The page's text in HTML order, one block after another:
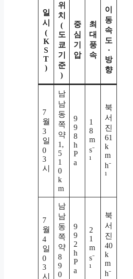
일
시
(
K
S
T
)
위
치
(
도
쿄
기
준
)
중
심
기
압
최
대
풍
속
이
동
속
도
·
방
향
7
월
3
일
0
3
시
남
남
동
쪽
약
1,
5
1
0
k
m
9
9
8
h
P
a
1
8
m
s⁻
¹
북
서
진
61
k
m
h⁻
¹
7
월
4
일
0
3
시
남
남
동
쪽
약
8
9
0
9
9
2
h
P
a
2
1
m
s⁻
¹
북
서
진
40
k
m
h⁻